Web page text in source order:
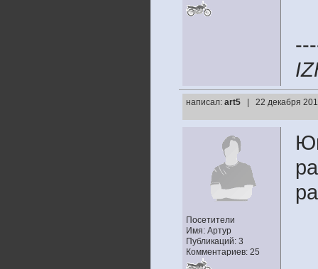
написал: art5 | 22 декабря
Посетители
Имя: Артур
Публикаций: 3
Комментариев: 25